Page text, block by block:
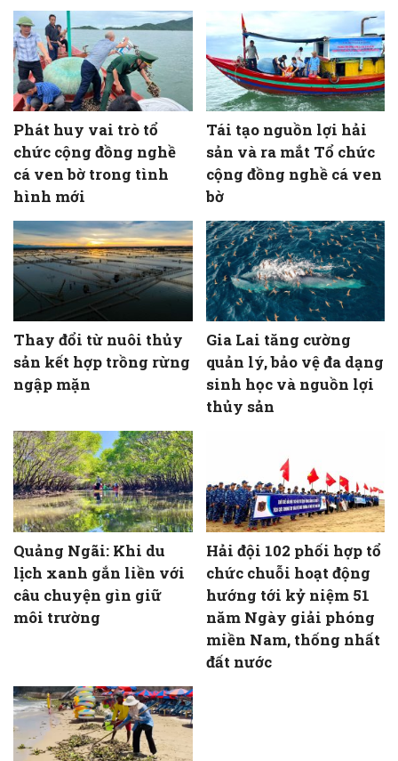
Phát huy vai trò tổ
chức cộng đồng nghề
cá ven bờ trong tình
hình mới
Tái tạo nguồn lợi hải
sản và ra mắt Tổ chức
cộng đồng nghề cá ven
bờ
Thay đổi từ nuôi thủy
sản kết hợp trồng rừng
ngập mặn
Gia Lai tăng cường
quản lý, bảo vệ đa dạng
sinh học và nguồn lợi
thủy sản
Quảng Ngãi: Khi du
lịch xanh gắn liền với
câu chuyện gìn giữ
môi trường
Hải đội 102 phối hợp tổ
chức chuỗi hoạt động
hướng tới kỷ niệm 51
năm Ngày giải phóng
miền Nam, thống nhất
đất nước